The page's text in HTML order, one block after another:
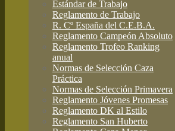
Estándar de Trabajo
Reglamento de Trabajo
R. Cº España del C.E.B.A.
Reglamento Campeón Absoluto
Reglamento Trofeo Ranking
anual
Normas de Selección Caza
Práctica
Normas de Selección Primavera
Reglamento Jóvenes Promesas
Reglamento DK al Estilo
Reglamento San Huberto